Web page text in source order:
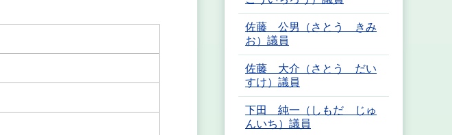
佐藤 公男（さとう きみ
お）議員
佐藤 大介（さとう だい
すけ）議員
下田 純一（しもだ じゅ
んいち）議員